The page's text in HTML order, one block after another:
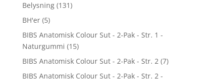
Belysning (131)
BH'er (5)
BIBS Anatomisk Colour Sut - 2-Pak - Str. 1 -
Naturgummi (15)
BIBS Anatomisk Colour Sut - 2-Pak - Str. 2 (7)
BIBS Anatomisk Colour Sut - 2-Pak - Str. 2 -